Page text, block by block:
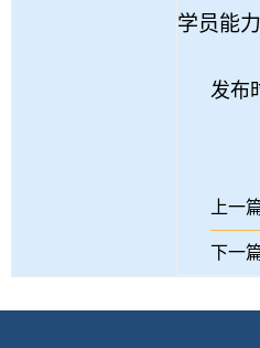
学员能
发布
上一
下一篇